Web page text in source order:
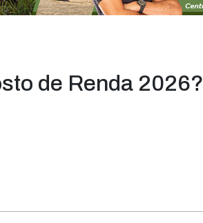
de Renda 2026?